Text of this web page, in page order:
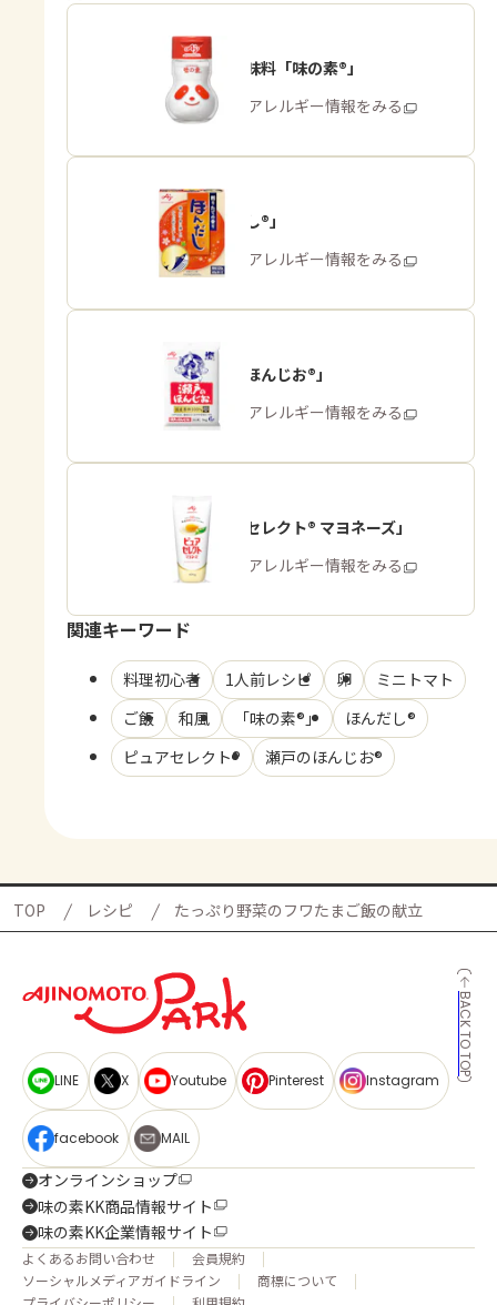
うま味調味料「味の素®」
商品・アレルギー情報をみる
「ほんだし®」
商品・アレルギー情報をみる
「瀬戸のほんじお®」
商品・アレルギー情報をみる
「ピュアセレクト® マヨネーズ」
商品・アレルギー情報をみる
関連キーワード
料理初心者 1人前レシピ 卵
ミニトマト
ご飯
和風 「味の素®」
ほんだし®
ピュアセレクト®
瀬戸のほんじお®
TOP レシピ たっぷり野菜のフワたまご飯の献立
BACK TO TOP
LINE X Youtube Pinterest Instagram
facebook MAIL
オンラインショップ
味の素KK商品情報サイト
味の素KK企業情報サイト
よくあるお問い合わせ
会員規約
ソーシャルメディアガイドライン
商標について